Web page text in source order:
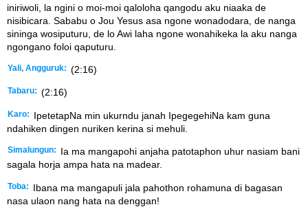
iniriwoli, la ngini o moi-moi qaloloha qangodu aku niaaka de
nisibicara. Sababu o Jou Yesus asa ngone wonadodara, de nanga
sininga wosiputuru, de lo Awi laha ngone wonahikeka la aku nanga
ngongano foloi qaputuru.
Yali, Angguruk: (2:16)
Tabaru: (2:16)
Karo:
IpetetapNa min ukurndu janah IpegegehiNa kam guna
ndahiken dingen nuriken kerina si mehuli.
Simalungun:
Ia ma mangapohi anjaha patotaphon uhur nasiam bani
sagala horja ampa hata na madear.
Toba:
Ibana ma mangapuli jala pahothon rohamuna di bagasan
nasa ulaon nang hata na denggan!